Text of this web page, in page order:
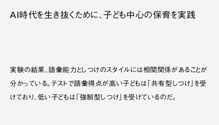
AI時代を生き抜くために、子ども中心の保育を実践
実験の結果、語彙能力としつけのスタイルには相関関係があることが
分かっている。テストで語彙得点が高い子どもは「共有型しつけ」を受
けており、低い子どもは「強制型しつけ」を受けているのだ。